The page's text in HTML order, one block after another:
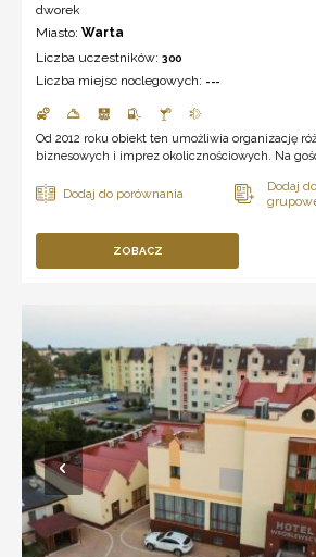
dworek
Miasto: Warta
Liczba uczestników: 300
Liczba miejsc noclegowych: ---
Od 2012 roku obiekt ten umożliwia organizację
biznesowych i imprez okolicznościowych. Na
ZOBACZ